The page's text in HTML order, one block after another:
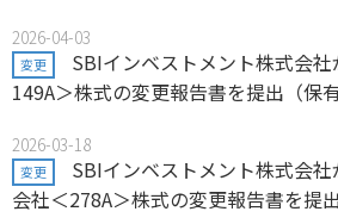
2026-04-03
変更
SBIインベストメント株式会
149A＞株式の変更報告書を提出（保有
2026-03-18
変更
SBIインベストメント株式会
会社＜278A＞株式の変更報告書を提